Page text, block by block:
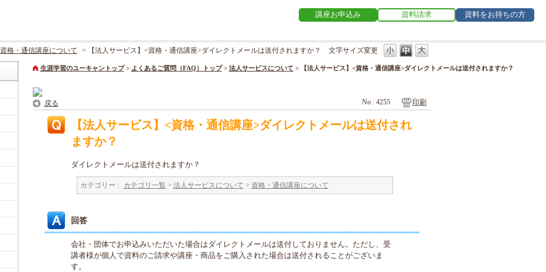
講座お申込み 資料請求 資料をお持ちの方
文字サイズ変更
資格・通信講座について > 【法人サービス】<資格・通信講座>ダイレクトメールは送付されますか？
生涯学習のユーキャントップ > よくあるご質問（FAQ）トップ > 法人サービスについて > 【法人サービス】<資格・通信講座>ダイレクトメールは送付されますか？
戻る No : 4255 印刷
【法人サービス】<資格・通信講座>ダイレクトメールは送付され
ますか？
ダイレクトメールは送付されますか？
カテゴリー : カテゴリ一覧 > 法人サービスについて > 資格・通信講座について
回答
会社・団体でお申込みいただいた場合はダイレクトメールは送付しておりません。ただし、受
講者様が個人で資料のご請求や講座・商品をご購入された場合は送付されることがございま
す。